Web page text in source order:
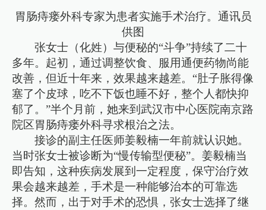
胃肠痔瘘外科专家为患者实施手术治疗。通讯员
供图
张女士（化姓）与便秘的“斗争”持续了二十
多年。起初，通过调整饮食、服用通便药物尚能
改善，但近十年来，效果越来越差。“肚子胀得像
塞了个皮球，吃不下饭也睡不好，整个人都快抑
郁了。”半个月前，她来到武汉市中心医院南京路
院区胃肠痔瘘外科寻求根治之法。
接诊的副主任医师姜毅楠一年前就认识她。
当时张女士被诊断为“慢传输型便秘”。姜毅楠当
即告知，这种疾病发展到一定程度，保守治疗效
果会越来越差，手术是一种能够治本的可靠选
择。然而，出于对手术的恐惧，张女士选择了继